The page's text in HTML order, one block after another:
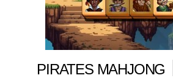
PIRATES MAHJONG